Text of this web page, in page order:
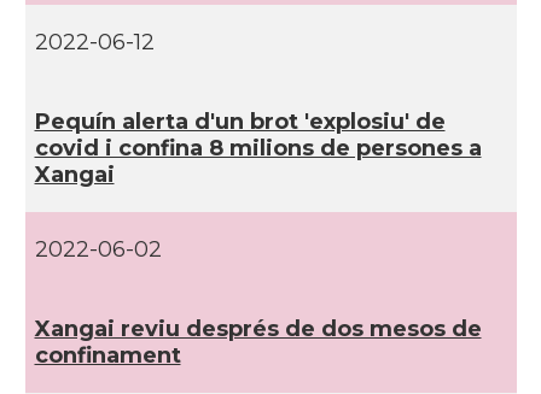
2022-06-12
Pequí­n alerta d'un brot 'explosiu' de
covid i confina 8 milions de persones a
Xangai
2022-06-02
Xangai reviu després de dos mesos de
confinament